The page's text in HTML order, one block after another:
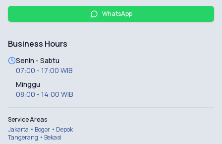
WhatsApp
Business Hours
Senin - Sabtu
07:00 - 17:00 WIB
Minggu
08:00 - 14:00 WIB
Service Areas
Jakarta • Bogor • Depok
Tangerang • Bekasi